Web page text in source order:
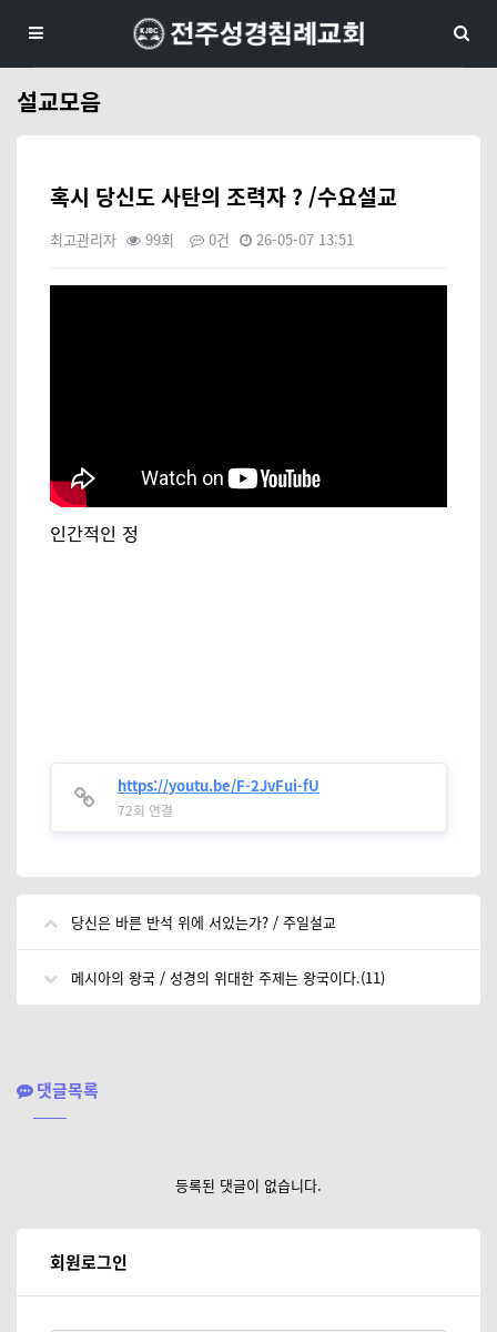
설교모음
혹시 당신도 사탄의 조력자 ? /수요설교
최고관리자 99회 0건 26-05-07 13:51
인간적인 정
https://youtu.be/F-2JvFui-fU
72회 연결
당신은 바른 반석 위에 서있는가? / 주일설교
메시아의 왕국 / 성경의 위대한 주제는 왕국이다.(11)
댓글목록
등록된 댓글이 없습니다.
회원로그인